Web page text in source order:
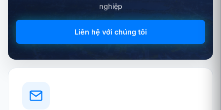
nghiệp
Liên hệ với chúng tôi